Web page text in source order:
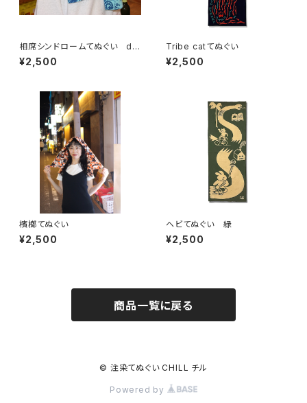
相席シンドロームてぬぐい de
signed by FUKE
¥2,500
Tribe catてぬぐい
¥2,500
檳榔てぬぐい
¥2,500
ヘビてぬぐい 緑
¥2,500
商品一覧に戻る
© 注染てぬぐい CHILL チル
Powered by